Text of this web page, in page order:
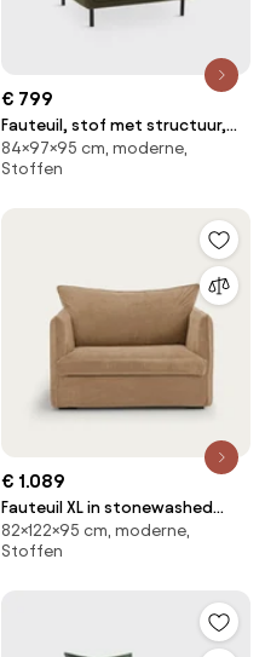
€ 799
Fauteuil, stof met structuur,
Victor
84×97×95 cm, moderne,
Stoffen
€ 1.089
Fauteuil XL in stonewashed
fluweel, Neo Chiquito
82×122×95 cm, moderne,
Stoffen